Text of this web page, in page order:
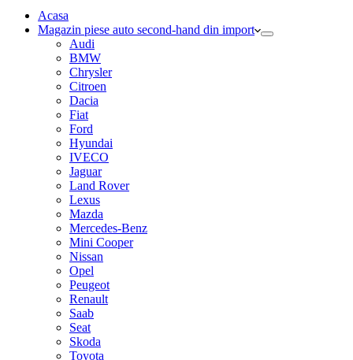
cumpărături
Acasa
Magazin piese auto second-hand din import
Audi
BMW
Chrysler
Citroen
Dacia
Fiat
Ford
Hyundai
IVECO
Jaguar
Land Rover
Lexus
Mazda
Mercedes-Benz
Mini Cooper
Nissan
Opel
Peugeot
Renault
Saab
Seat
Skoda
Toyota